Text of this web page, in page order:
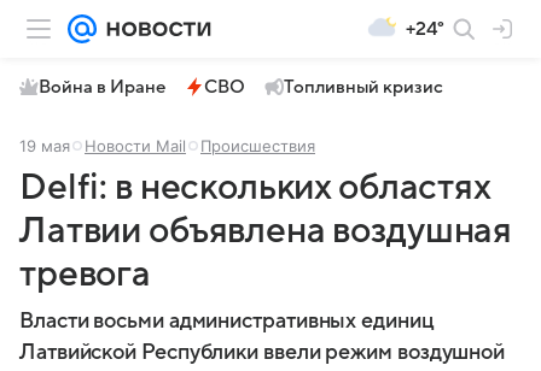
+24°
Война в Иране СВО Топливный кризис
19 мая Новости Mail Происшествия
Delfi: в нескольких областях
Латвии объявлена воздушная
тревога
Власти восьми административных единиц
Латвийской Республики ввели режим воздушной